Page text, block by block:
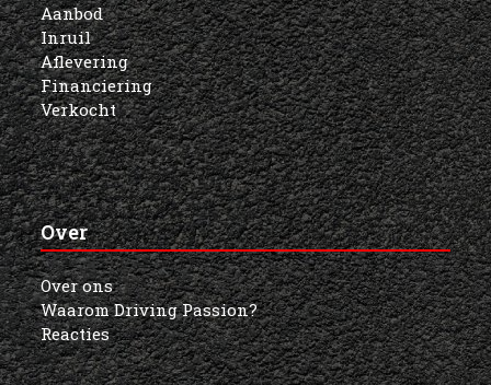
nieuwsbrief!
Aanbod
Inruil
Aflevering
Financiering
Verkocht
Over
Over ons
Waarom Driving Passion?
Reacties